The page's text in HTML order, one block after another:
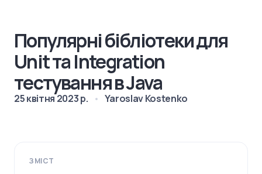
Популярні бібліотеки для
Unit та Integration
тестування в Java
25 квітня 2023 р. Yaroslav Kostenko
ЗМІСТ